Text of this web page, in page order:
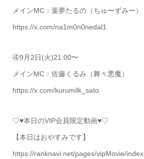
メインMC：葉夢たるの（ちゅーずみー）
https://x.com/na1m0n0nedal1
④9月2日(火)21:00〜
メインMC：佐藤くるみ（舞々悪魔）
https://x.com/kurumilk_sato
♡♥本日のVIP会員限定動画♥♡
【本日はおやすみです】
https://ranknavi.net/pages/vipMovie/index